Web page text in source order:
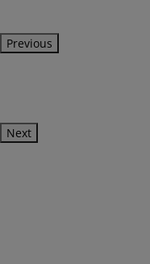
Previous
Next